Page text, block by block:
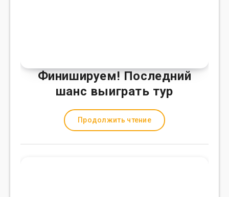
Финишируем! Последний
шанс выиграть тур
Продолжить чтение